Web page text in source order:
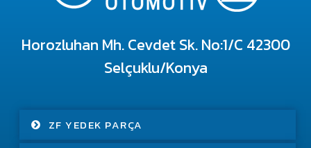
Horozluhan Mh. Cevdet Sk. No:1/C 42300
Selçuklu/Konya
ZF YEDEK PARÇA